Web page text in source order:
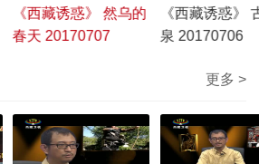
《西藏诱惑》 然乌的
春天 20170707
《西藏诱惑》
泉 20170706
更多 >